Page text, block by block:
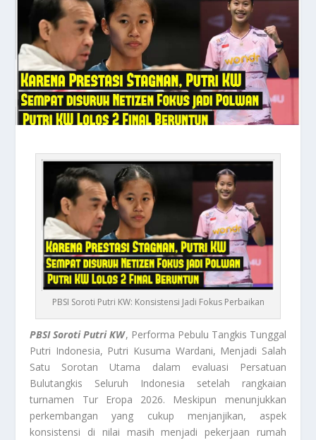
PBSI Soroti Putri KW: Konsistensi Jadi Fokus Perbaikan
PBSI Soroti Putri KW, Performa Pebulu Tangkis Tunggal
Putri Indonesia, Putri Kusuma Wardani, Menjadi Salah
Satu Sorotan Utama dalam evaluasi Persatuan
Bulutangkis Seluruh Indonesia setelah rangkaian
turnamen Tur Eropa 2026. Meskipun menunjukkan
perkembangan yang cukup menjanjikan, aspek
konsistensi di nilai masih menjadi pekerjaan rumah